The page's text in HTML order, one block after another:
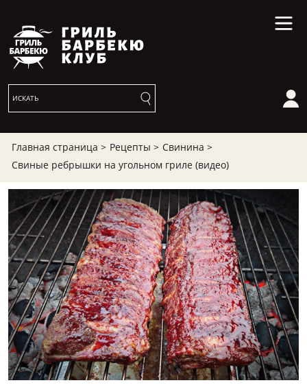
Главная страница > Рецепты > Свинина >
Свиные ребрышки на угольном гриле (видео)